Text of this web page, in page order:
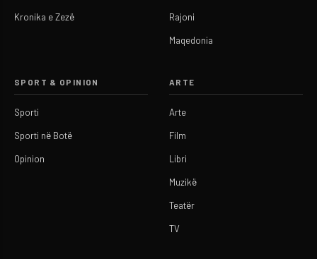
Kronika e Zezë Rajoni
Maqedonia
SPORT & OPINION
Sporti
Sporti në Botë
Opinion
ARTE
Arte
Film
Libri
Muzikë
Teatër
TV